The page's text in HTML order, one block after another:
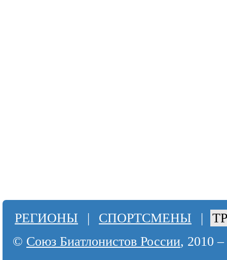
РЕГИОНЫ | СПОРТСМЕНЫ |
© Союз Биатлонистов России, 2010